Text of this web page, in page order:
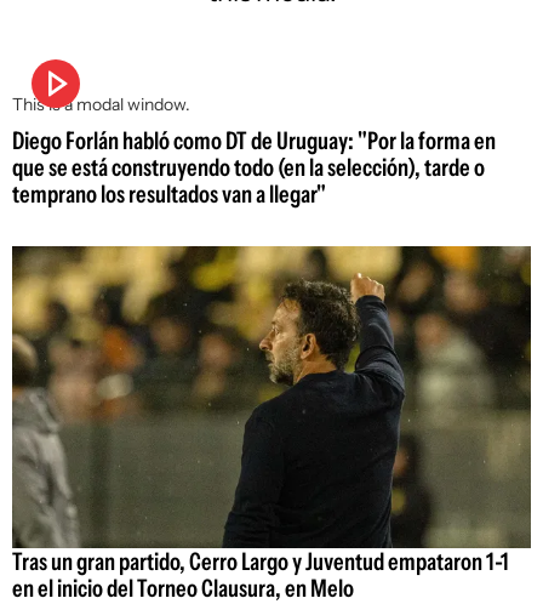
This is a modal window.
Diego Forlán habló como DT de Uruguay: "Por la forma en
que se está construyendo todo (en la selección), tarde o
temprano los resultados van a llegar"
Tras un gran partido, Cerro Largo y Juventud empataron 1-1
en el inicio del Torneo Clausura, en Melo